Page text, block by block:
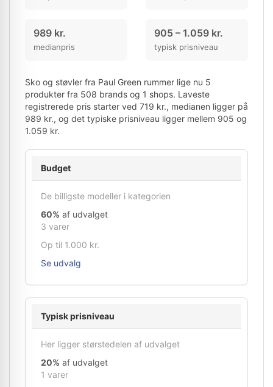
989 kr.
medianpris
905 – 1.059 kr.
typisk prisniveau
Sko og støvler fra Paul Green rummer lige nu 5
produkter fra 508 brands og 1 shops. Laveste
registrerede pris starter ved 719 kr., medianen ligger på
989 kr., og det typiske prisniveau ligger mellem 905 og
1.059 kr.
Budget
De billigste modeller i kategorien
60% af udvalget
3 varer
Op til 1.000 kr.
Se udvalg
Typisk prisniveau
Her ligger størstedelen af udvalget
20% af udvalget
1 varer